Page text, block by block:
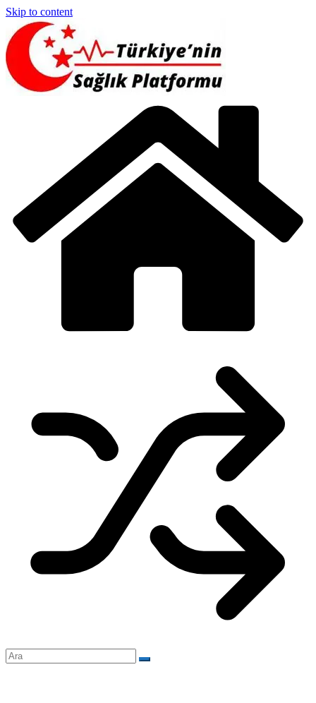
Skip to content